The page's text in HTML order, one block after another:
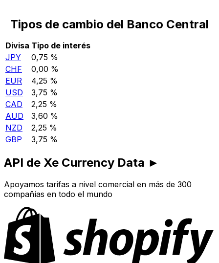
Tipos de cambio del Banco Central
Divisa Tipo de interés
JPY
0,75 %
CHF
0,00 %
EUR
4,25 %
USD
3,75 %
CAD
2,25 %
AUD
3,60 %
NZD
2,25 %
GBP
3,75 %
API de Xe Currency Data ►
Apoyamos tarifas a nivel comercial en más de 300
compañías en todo el mundo